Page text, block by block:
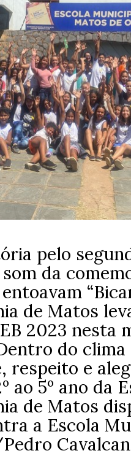
pelo
da
de Matos
2023 nesta
do clima
respeito e
ao 5º ano da
de Matos
a Escola